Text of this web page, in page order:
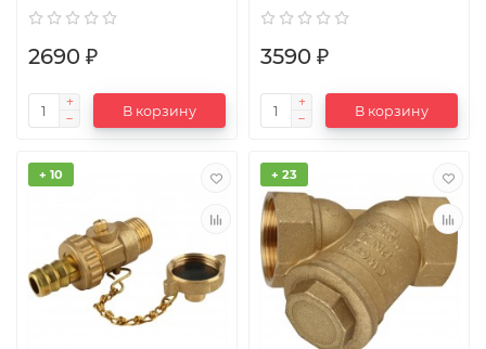
2690 ₽
В корзину
ниппелей Cimberio
3590 ₽
В корзину
+ 10 + 23